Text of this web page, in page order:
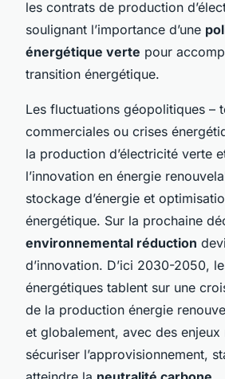
les contrats de production
soulignant l’importance d’une
énergétique verte pour
transition énergétique.
Les fluctuations géopolitiques –
commerciales ou crises
la production d’électricité verte
l’innovation en énergie
stockage d’énergie et
énergétique. Sur la prochaine
environnemental réduction
d’innovation. D’ici 2030-2050,
énergétiques tablent sur une
de la production énergie
et globalement, avec des enjeux
sécuriser l’approvisionnement,